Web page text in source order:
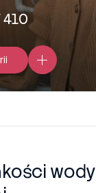
wody